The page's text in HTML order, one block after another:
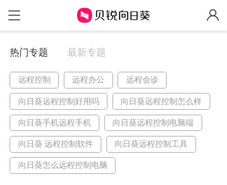
热门专题 最新专题
远程控制 远程办公 远程会诊
向日葵远程控制好用吗 向日葵远程控制怎么样
向日葵手机远程手机 向日葵远程控制电脑端
向日葵 远程控制软件 向日葵远程控制工具
向日葵怎么远程控制电脑